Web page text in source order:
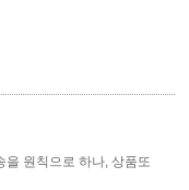
을 원칙으로 하나, 상품또